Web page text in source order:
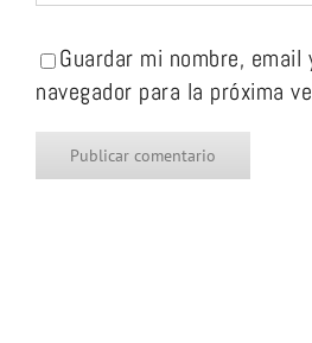
Guardar mi nombre,
navegador para la próxima